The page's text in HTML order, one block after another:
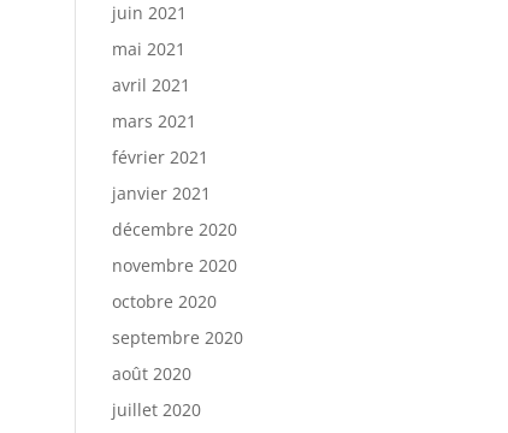
juin 2021
mai 2021
avril 2021
mars 2021
février 2021
janvier 2021
décembre 2020
novembre 2020
octobre 2020
septembre 2020
août 2020
juillet 2020